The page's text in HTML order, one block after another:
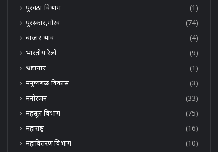
पुरवठा विभाग
(1)
पुरस्कार,गौरव
(74)
बाजार भाव
(4)
भारतीय रेल्वे
(9)
भ्रष्टाचार
(1)
मनुष्यबळ विकास
(3)
मनोरंजन
(33)
महसूल विभाग
(75)
महाराष्ट्र
(16)
महावितरण विभाग
(10)